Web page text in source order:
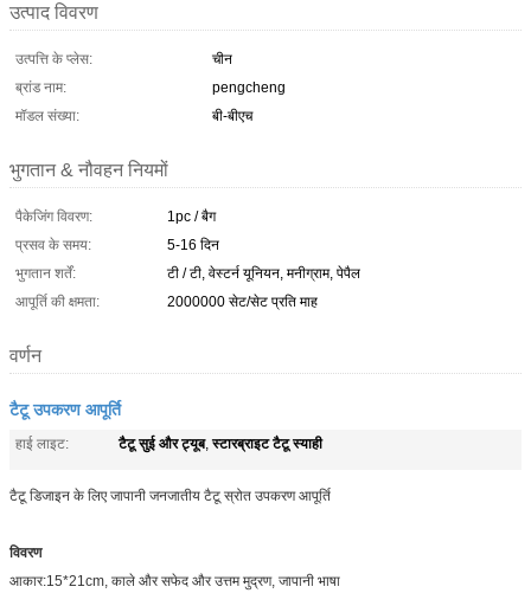
उत्पाद विवरण
उत्पत्ति के प्लेस:
चीन
ब्रांड नाम:
pengcheng
मॉडल संख्या:
बी-बीएच
भुगतान & नौवहन नियमों
पैकेजिंग विवरण:
1pc / बैग
प्रसव के समय:
5-16 दिन
भुगतान शर्तें:
टी / टी, वेस्टर्न यूनियन, मनीग्राम, पेपैल
आपूर्ति की क्षमता:
2000000 सेट/सेट प्रति माह
वर्णन
टैटू उपकरण आपूर्ति
हाई लाइट: टैटू सुई और ट्यूब,स्टारब्राइट टैटू स्याही
टैटू डिजाइन के लिए जापानी जनजातीय टैटू स्रोत उपकरण आपूर्ति
विवरण
आकार:15*21cm, काले और सफेद और उत्तम मुद्रण, जापानी भाषा